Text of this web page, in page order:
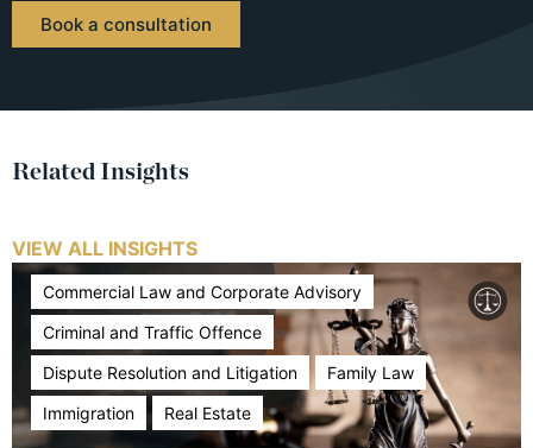
Book a consultation
Related Insights
VIEW ALL INSIGHTS
Commercial Law and Corporate Advisory
Criminal and Traffic Offence
Dispute Resolution and Litigation
Family Law
Immigration
Real Estate